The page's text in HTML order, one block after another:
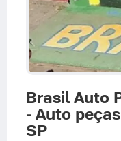
Brasil Auto
- Auto
SP